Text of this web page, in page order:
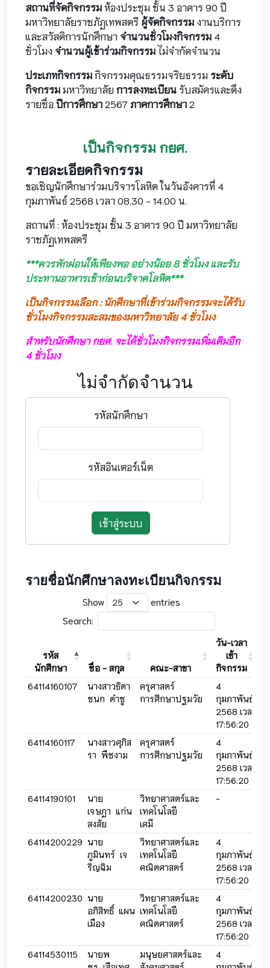
สถานที่จัดกิจกรรมห้องประชุม ชั้น 3 อาคาร 90 ปี
มหาวิทยาลัยราชภัฏเทพสตรี ผู้จัดกิจกรรมงานบริการ
และสวัสดิการนักศึกษาจำนวนชั่วโมงกิจกรรม 4
ชั่วโมง จำนวนผู้เข้าร่วมกิจกรรม ไม่จำกัดจำนวน
ประเภทกิจกรรมกิจกรรมคุณธรรมจริยธรรม ระดับ
กิจกรรมมหาวิทยาลัย การลงทะเบียน รับสมัครและดึง
รายชื่อปีการศึกษา2567ภาคการศึกษา2
เป็นกิจกรรม กยศ.
รายละเอียดกิจกรรม
ขอเชิญนักศึกษาร่วมบริจารโลหิต ในวันอังคารที่ 4
กุมภาพันธ์ 2568 เวลา 08.30 - 14.00 น.
สถานที่ : ห้องประชุม ชั้น 3 อาคาร 90 ปี มหาวิทยาลัย
ราชภัฏเทพสตรี
***ควรพักผ่อนให้เพียงพอ อย่างน้อย 8 ชั่วโมง และรับ
ประทานอาหารเช้าก่อนบริจาคโลหิต***
เป็นกิจกรรมเลือก : นักศึกษาที่เข้าร่วมกิจกรรมจะได้รับ
ชั่วโมงกิจกรรมสะสมของมหาวิทยาลัย 4 ชั่วโมง
สำหรับนักศึกษา กยศ. จะได้ชั่วโมงกิจกรรมเพิ่มเติมอีก
4 ชั่วโมง
ไม่จำกัดจำนวน
รหัสนักศึกษา
รหัสอินเตอร์เน็ต
เข้าสู่ระบบ
รายชื่อนักศึกษาลงทะเบียนกิจกรรม
Show
entries
Search:
รหัส
นักศึกษา
ชื่อ - สกุล คณะ-สาขา
วัน-เวลา
เข้า
กิจกรรม
64114160107
นางสาวธิดา
ชนก ดำชู
ครุศาสตร์
การศึกษาปฐมวัย
4
กุมภาพันธ์
2568 เวลา
17:56:20
64114160117
นางสาวศุภิส
รา พืชงาม
ครุศาสตร์
การศึกษาปฐมวัย
4
กุมภาพันธ์
2568 เวลา
17:56:20
64114190101
นาย
เจษฎา แก่น
สงสัย
วิทยาศาสตร์และ
เทคโนโลยี
เคมี
-
64114200229 นาย
ภูมินทร์ เจ
ริญฉิม
วิทยาศาสตร์และ
เทคโนโลยี
คณิตศาสตร์
4
กุมภาพันธ์
2568 เวลา
17:56:20
64114200230 นาย
อภิสิทธิ์ แผน
เมือง
วิทยาศาสตร์และ
เทคโนโลยี
คณิตศาสตร์
4
กุมภาพันธ์
2568 เวลา
17:56:20
64114530115
นายพ
มนุษยศาสตร์และ
4